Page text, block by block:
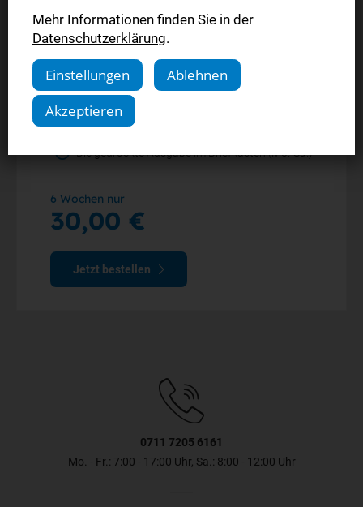
Komplettpaket
6 Wochen zum Sonderpreis
Alle Artikel im Web und in der StN-App
Die digitale Ausgabe als E-Paper (Mo.-So.)
Die gedruckte Ausgabe im Briefkasten (Mo.-Sa.)
6 Wochen nur
30,00 €
Jetzt bestellen
0711 7205 6161
Mo. - Fr.: 7:00 - 17:00 Uhr, Sa.: 8:00 - 12:00 Uhr
Mehr Informationen finden Sie in der
Datenschutzerklärung.
Einstellungen
Ablehnen
Akzeptieren